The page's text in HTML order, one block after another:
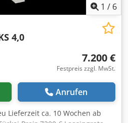
1 / 6
4,0
7.200 €
Festpreis zzgl. MwSt.
Anrufen
Lieferzeit ca. 10 Wochen ab